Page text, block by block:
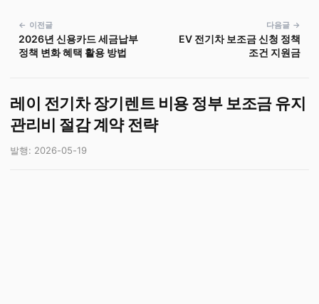
← 이전글
2026년 신용카드 세금납부
정책 변화 혜택 활용 방법
다음글 →
EV 전기차 보조금 신청 정책
조건 지원금
레이 전기차 장기렌트 비용 정부 보조금 유지
관리비 절감 계약 전략
발행: 2026-05-19